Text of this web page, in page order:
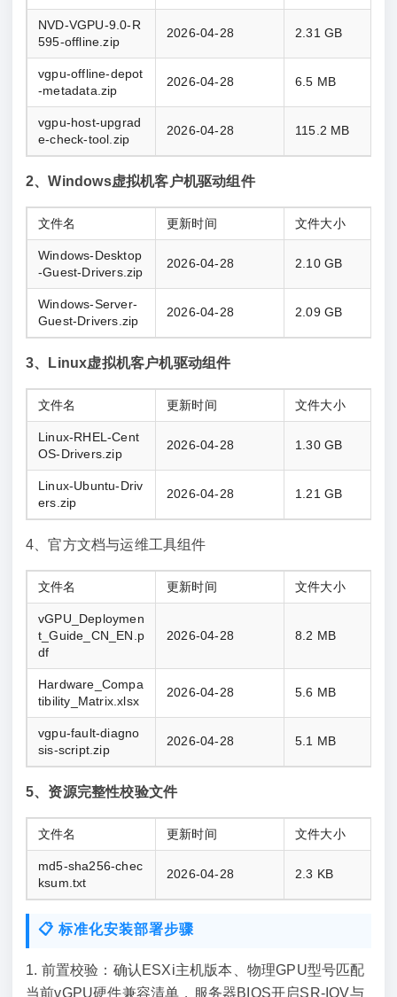
NVD-VGPU-9.0-R
595-offline.zip
2026-04-28 2.31 GB
vgpu-offline-depot
-metadata.zip
2026-04-28 6.5 MB
vgpu-host-upgrad
e-check-tool.zip
2026-04-28 115.2 MB
2、Windows虚拟机客户机驱动组件
文件名 更新时间 文件大小
Windows-Desktop
-Guest-Drivers.zip
2026-04-28 2.10 GB
Windows-Server-
Guest-Drivers.zip
2026-04-28 2.09 GB
3、Linux虚拟机客户机驱动组件
文件名 更新时间 文件大小
Linux-RHEL-Cent
OS-Drivers.zip
2026-04-28 1.30 GB
Linux-Ubuntu-Driv
ers.zip
2026-04-28 1.21 GB
4、官方文档与运维工具组件
文件名 更新时间 文件大小
vGPU_Deploymen
t_Guide_CN_EN.p
df
2026-04-28 8.2 MB
Hardware_Compa
tibility_Matrix.xlsx
2026-04-28 5.6 MB
vgpu-fault-diagno
sis-script.zip
2026-04-28 5.1 MB
5、资源完整性校验文件
文件名 更新时间 文件大小
md5-sha256-chec
ksum.txt
2026-04-28 2.3 KB
📋 标准化安装部署步骤
1. 前置校验：确认ESXi主机版本、物理GPU型号匹配
当前vGPU硬件兼容清单，服务器BIOS开启SR-IOV与